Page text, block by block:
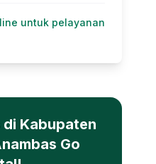
untuk pelayanan
di Kabupaten
Go